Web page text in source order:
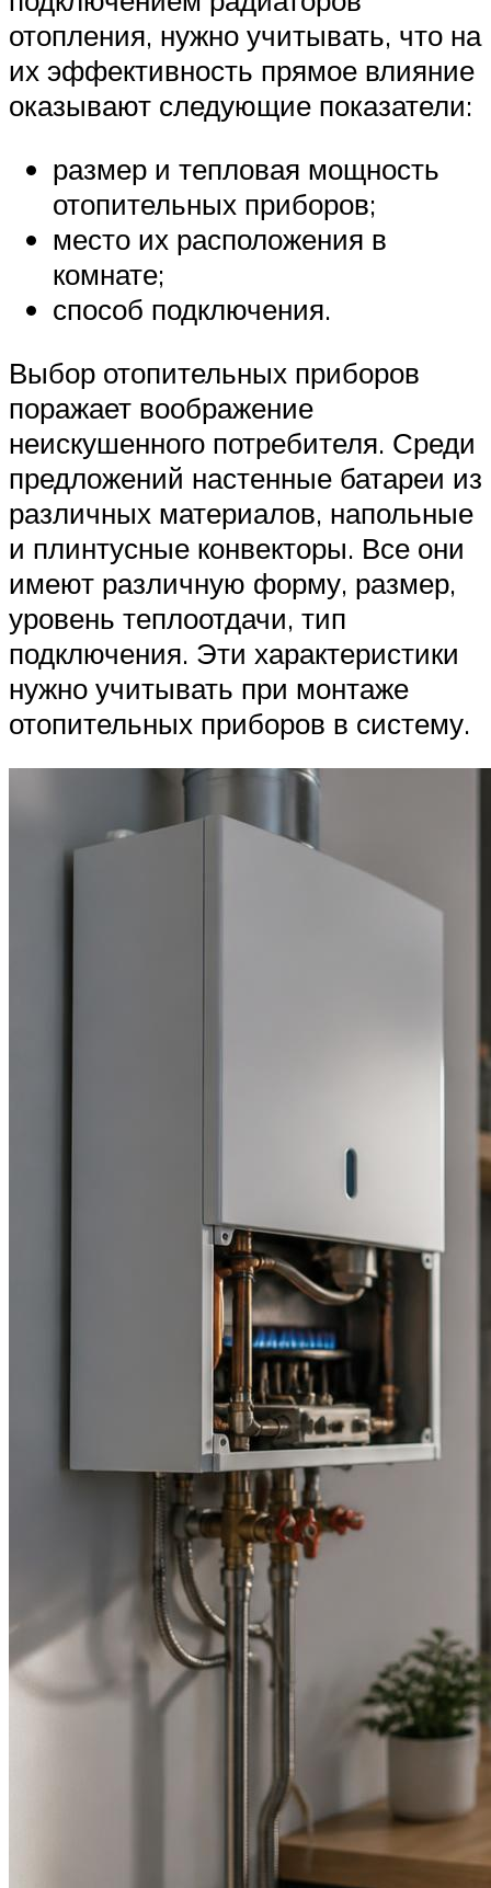
отопления, нужно учитывать, что на
их эффективность прямое влияние
оказывают следующие показатели:
размер и тепловая мощность
отопительных приборов;
место их расположения в
комнате;
способ подключения.
Выбор отопительных приборов
поражает воображение
неискушенного потребителя. Среди
предложений настенные батареи из
различных материалов, напольные
и плинтусные конвекторы. Все они
имеют различную форму, размер,
уровень теплоотдачи, тип
подключения. Эти характеристики
нужно учитывать при монтаже
отопительных приборов в систему.